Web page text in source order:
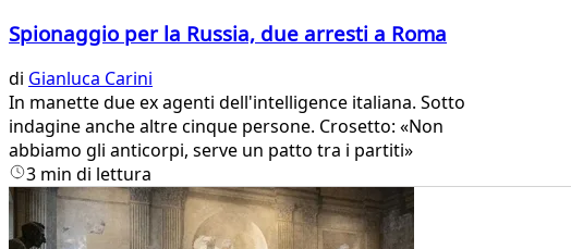
Spionaggio per la Russia, due arresti a Roma
di Gianluca Carini
In manette due ex agenti dell'intelligence italiana. Sotto
indagine anche altre cinque persone. Crosetto: «Non
abbiamo gli anticorpi, serve un patto tra i partiti»
3 min di lettura